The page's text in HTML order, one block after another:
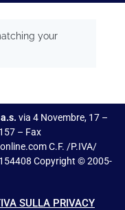
your
via 4 Novembre, 17 –
– Fax
C.F. /P.IVA/
Copyright © 2005-
SULLA PRIVACY